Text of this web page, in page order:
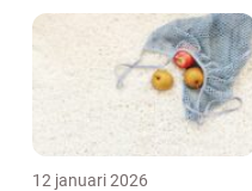
12 januari 2026